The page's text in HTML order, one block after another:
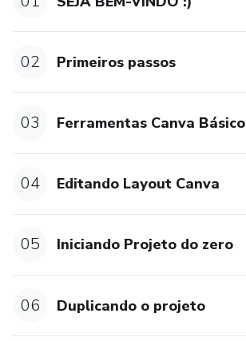
02 Primeiros passos
03 Ferramentas Canva Básico
04 Editando Layout Canva
05 Iniciando Projeto do zero
06 Duplicando o projeto